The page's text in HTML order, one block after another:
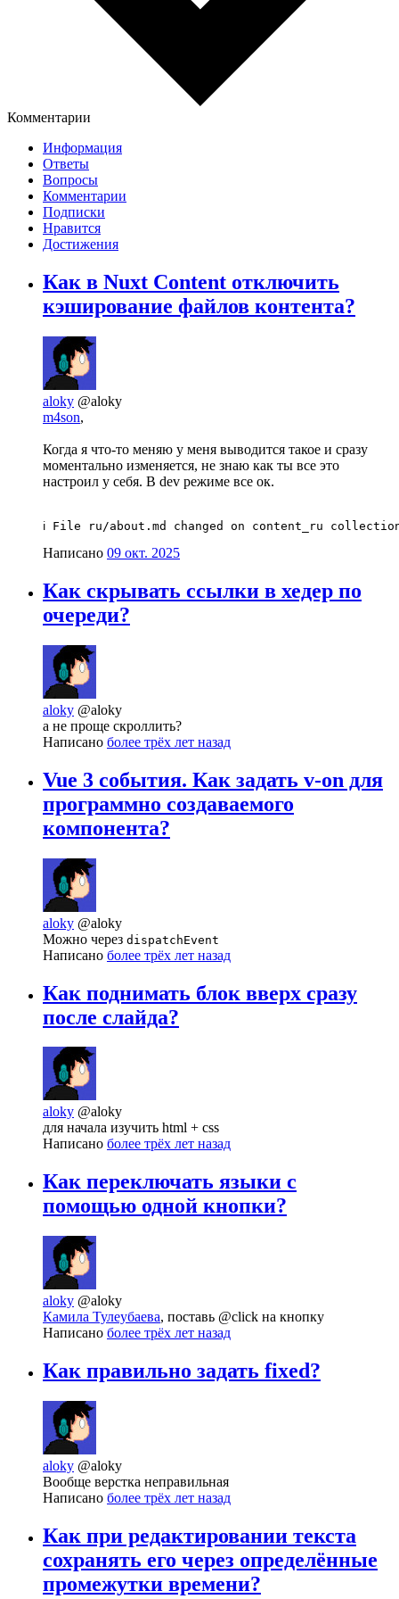
Комментарии
Информация
Ответы
Вопросы
Комментарии
Подписки
Нравится
Достижения
Как в Nuxt Content отключить
кэширование файлов контента?
aloky @aloky
m4son,
Когда я что-то меняю у меня выводится такое и сразу
моментально изменяется, не знаю как ты все это
настроил у себя. В dev режиме все ок.
ℹ File ru/about.md changed on content_ru
Написано 09 окт. 2025
Как скрывать ссылки в хедер по
очереди?
aloky @aloky
а не проще скроллить?
Написано более трёх лет назад
Vue 3 события. Как задать v-on для
программно создаваемого
компонента?
aloky @aloky
Можно через dispatchEvent
Написано более трёх лет назад
Как поднимать блок вверх сразу
после слайда?
aloky @aloky
для начала изучить html + css
Написано более трёх лет назад
Как переключать языки с
помощью одной кнопки?
aloky @aloky
Камила Тулеубаева, поставь @click на кнопку
Написано более трёх лет назад
Как правильно задать fixed?
aloky @aloky
Вообще верстка неправильная
Написано более трёх лет назад
Как при редактировании текста
сохранять его через определённые
промежутки времени?